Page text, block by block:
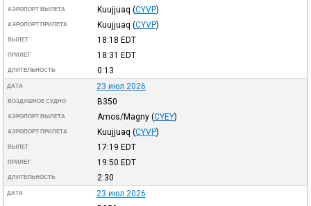
АЭРОПОРТ ВЫЛЕТА Kuujjuaq (CYVP)
АЭРОПОРТ ПРИЛЕТА Kuujjuaq (CYVP)
ВЫЛЕТ 18:18 EDT
ПРИЛЕТ 18:31 EDT
ДЛИТЕЛЬНОСТЬ 0:13
ДАТА 23 июл 2026
ВОЗДУШНОЕ СУДНО B350
АЭРОПОРТ ВЫЛЕТА Amos/Magny (CYEY)
АЭРОПОРТ ПРИЛЕТА Kuujjuaq (CYVP)
ВЫЛЕТ 17:19 EDT
ПРИЛЕТ 19:50 EDT
ДЛИТЕЛЬНОСТЬ 2:30
ДАТА 23 июл 2026